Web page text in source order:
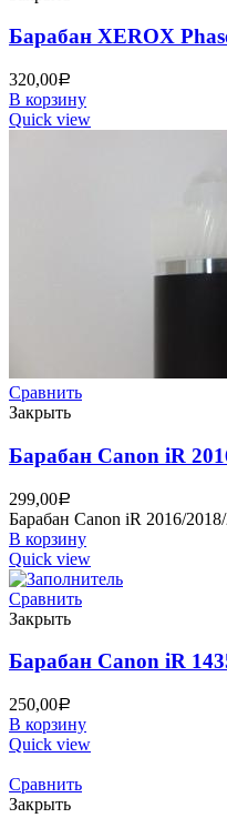
Барабан XEROX
320,00Р
В корзину
Quick view
Сравнить
Закрыть
Барабан Canon iR
299,00Р
Барабан Canon iR 2016/
В корзину
Quick view
Сравнить
Закрыть
Барабан Canon iR
250,00Р
В корзину
Quick view
Сравнить
Закрыть